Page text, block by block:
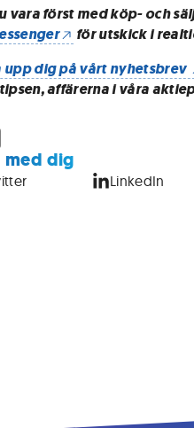
vara först med köp- och
för utskick i
upp dig på vårt nyhetsbrev
affärerna i våra
med dig
LinkedIn